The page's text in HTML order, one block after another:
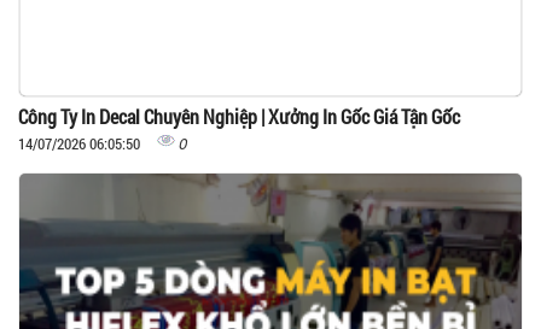
Công Ty In Decal Chuyên Nghiệp | Xưởng In Gốc Giá Tận Gốc
14/07/2026 06:05:50 0